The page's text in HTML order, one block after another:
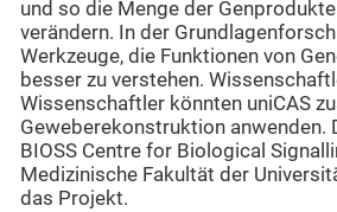
und so die Menge der
verändern. In der
Werkzeuge, die Funktionen von
besser zu verstehen.
Wissenschaftler könnten uniCAS
Geweberekonstruktion anwenden.
BIOSS Centre for Biological
Medizinische Fakultät der
das Projekt.